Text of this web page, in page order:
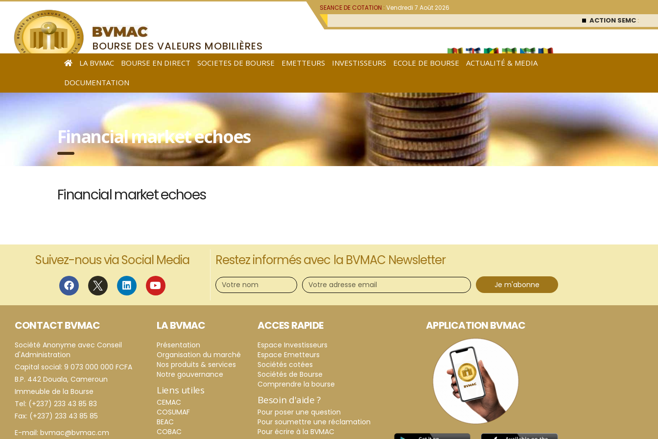
SEANCE DE COTATION :Vendredi 7 Août 2026
ACTION SEMC: 53 000
BOURSE DES VALEURS MOBILIÈRES
DE L’AFRIQUE CENTRALE
LA BVMAC BOURSE EN DIRECT SOCIETES DE BOURSE EMETTEURS INVESTISSEURS ECOLE DE BOURSE
ACTUALITÉ & MEDIA
DOCUMENTATION
Financial market echoes
Financial market echoes
Suivez-nous via Social Media Restez informés avec la BVMAC Newsletter
Je m'abonne
CONTACT BVMAC
Société Anonyme avec Conseil
d'Administration
Capital social: 9 073 000 000 FCFA
B.P. 442 Douala, Cameroun
Immeuble de la Bourse
Tel: (+237) 233 43 85 83
Fax: (+237) 233 43 85 85
E-mail: bvmac@bvmac.cm
LA BVMAC
Présentation
Organisation du marché
Nos produits & services
Notre gouvernance
Liens utiles
CEMAC
COSUMAF
BEAC
COBAC
ACCES RAPIDE
Espace Investisseurs
Espace Emetteurs
Sociétés cotées
Sociétés de Bourse
Comprendre la bourse
Besoin d'aide ?
Pour poser une question
Pour soumettre une réclamation
Pour écrire à la BVMAC
APPLICATION BVMAC